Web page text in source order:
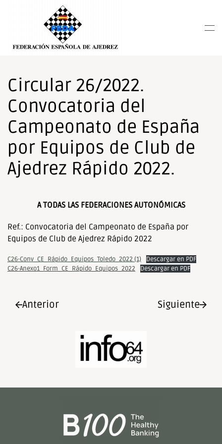
sistema
de
accesibilidad.
Skip to main content
Circular 26/2022.
Convocatoria del
Campeonato de España
por Equipos de Club de
Ajedrez Rápido 2022.
A TODAS LAS FEDERACIONES AUTONÓMICAS
Ref.: Convocatoria del Campeonato de España por
Equipos de Club de Ajedrez Rápido 2022
C26-Conv_CE_Rápido_Equipos_Toledo_2022 (1)
Descargar en PDF
C26-Anexo1_Form_CE_Rápido_Equipos_2022
Descargar en PDF
Anterior Siguiente